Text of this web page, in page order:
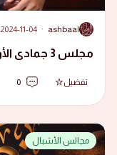
A
ashbaal
·
2024-11-04
مجلس 3 جمادى الأولى 1446 هجرية
تفضيل 0
مجالس الأشبال